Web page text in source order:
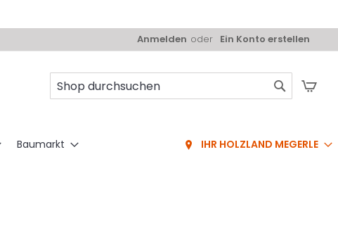
Anmelden Ein Konto erstellen
Baumarkt IHR HOLZLAND MEGERLE